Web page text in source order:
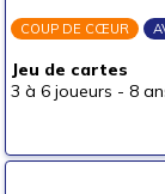
COUP DE CŒUR
Jeu de cartes
3 à 6 joueurs - 8